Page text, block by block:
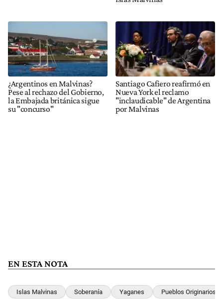
¿Argentinos en Malvinas?
Pese al rechazo del Gobierno,
la Embajada británica sigue
su "concurso"
Santiago Cafiero reafirmó en
Nueva York el reclamo
"inclaudicable" de Argentina
por Malvinas
EN ESTA NOTA
Islas Malvinas Soberanía Yaganes Pueblos Originarios